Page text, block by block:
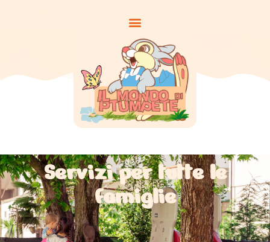
Servizi per tutte le
famiglie